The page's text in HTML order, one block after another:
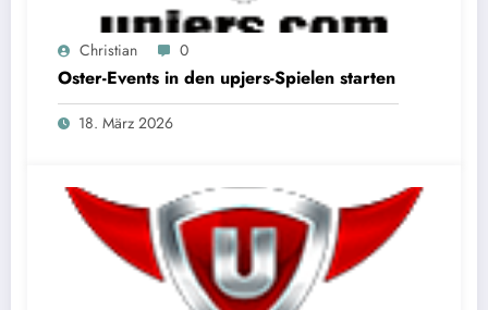
Christian 0
Oster-Events in den upjers-Spielen starten
18. März 2026